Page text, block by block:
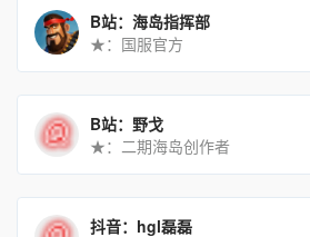
B站：海岛指挥部
★：国服官方
B站：野戈
★：二期海岛创作者
抖音：hgl磊磊